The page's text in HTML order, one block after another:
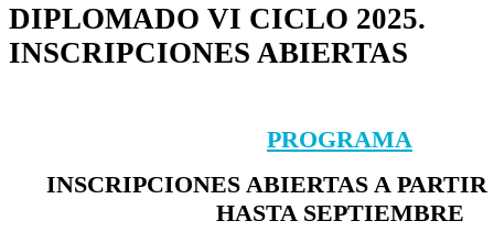
DIPLOMADO VI CICLO 2025.
INSCRIPCIONES ABIERTAS
PROGRAMA
INSCRIPCIONES ABIERTAS A
HASTA SEPTIEMBRE